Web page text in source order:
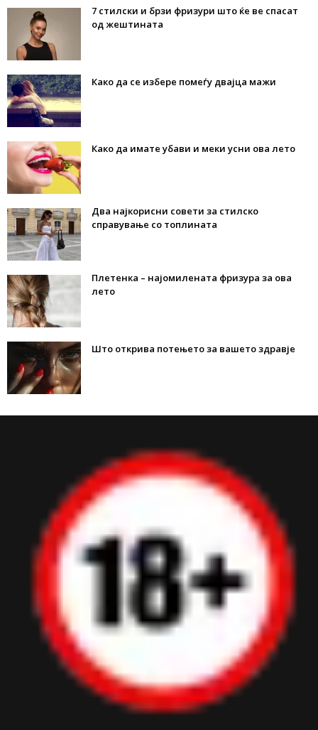
7 стилски и брзи фризури што ќе ве спасат
од жештината
Како да се избере помеѓу двајца мажи
Како да имате убави и меки усни ова лето
Два најкорисни совети за стилско
справување со топлината
Плетенка – најомилената фризура за ова
лето
Што открива потењето за вашето здравје